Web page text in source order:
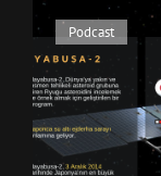
Cat
Links
Podcast